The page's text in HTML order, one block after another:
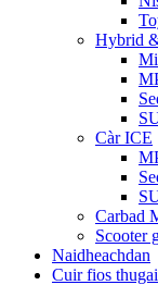
Hybrid
Càr ICE
Carbad
Scooter
Naidheachdan
Cuir fios